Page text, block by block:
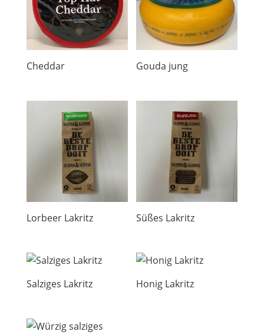
Cheddar Gouda jung
Lorbeer Lakritz Süßes Lakritz
Salziges Lakritz Honig Lakritz